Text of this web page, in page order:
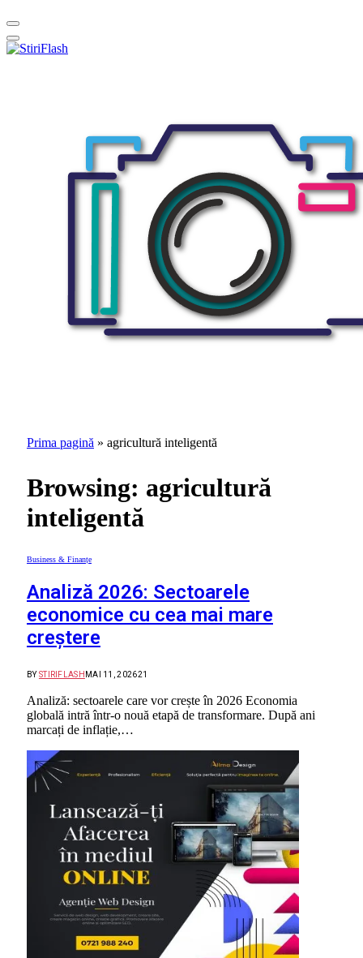
Prima pagină » agricultură inteligentă
Browsing: agricultură
inteligentă
Business & Finanțe
Analiză 2026: Sectoarele
economice cu cea mai mare
creștere
BY STIRIFLASH MAI 11, 202621
Analiză: sectoarele care vor crește în 2026 Economia
globală intră într-o nouă etapă de transformare. După ani
marcați de inflație,…